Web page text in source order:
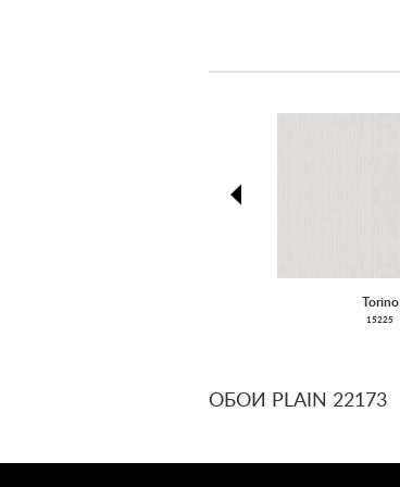
Torino
15225
ОБОИ PLAIN 22173